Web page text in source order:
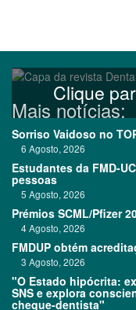
Clique
Mais notícias:
Sorriso Vaidoso no
6 Agosto, 2026
Estudantes da FMD-
pessoas
5 Agosto, 2026
Prémios SCML/Pfizer
4 Agosto, 2026
FMDUP obtém
3 Agosto, 2026
"O Estado hipócrita:
SNS e explora
cheque-dentista"